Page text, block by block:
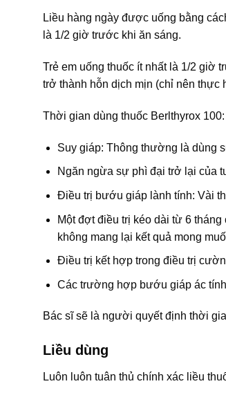
Liều hàng ngày được uống bằng
là 1/2 giờ trước khi ăn sáng.
Trẻ em uống thuốc ít nhất là 1/2 giờ
trở thành hỗn dịch mịn (chỉ nên thực
Thời gian dùng thuốc Berlthyrox 100:
Suy giáp: Thông thường là dùng
Ngăn ngừa sự phì đại trở lại của
Điều trị bướu giáp lành tính: Vài
Một đợt điều trị kéo dài từ 6
không mang lại kết quả mong
Điều trị kết hợp trong điều trị
Các trường hợp bướu giáp ác
Bác sĩ sẽ là người quyết định thời
Liều dùng
Luôn luôn tuân thủ chính xác liều